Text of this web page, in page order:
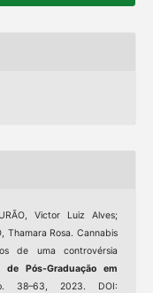
Victor Luiz Alves;
Thamara Rosa. Cannabis
de uma controvérsia
de Pós-Graduação em
2023. DOI: